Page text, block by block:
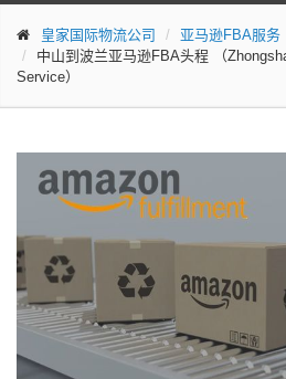
皇家国际物流公司 亚马逊FBA服务
中山到波兰亚马逊FBA头程 （
Service）